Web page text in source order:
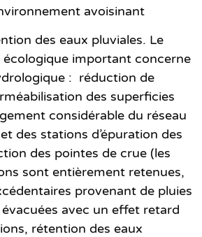
avoisinant
des eaux pluviales. Le
important concerne
: réduction de
des superficies
considérable du réseau
des stations d’épuration des
des pointes de crue (les
sont entièrement retenues,
provenant de pluies
avec un effet retard
rétention des eaux